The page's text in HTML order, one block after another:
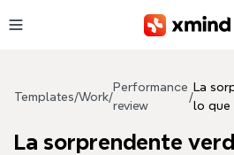
Templates/Work/
Performance
review
/
La
lo que
La sorprendente